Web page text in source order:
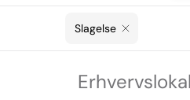
Slagelse